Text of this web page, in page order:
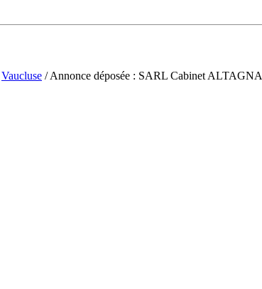
Vaucluse / Annonce déposée : SARL Cabinet ALTAGNA